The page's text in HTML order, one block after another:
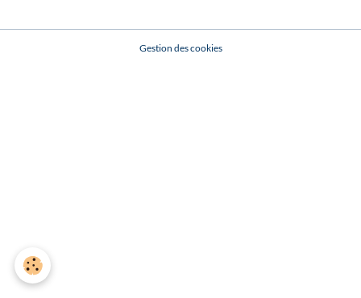
Gestion des cookies